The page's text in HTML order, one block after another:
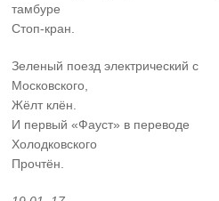
тамбуре
Стоп-кран.
Зеленый поезд электрический с
Московского,
Жёлт клён.
И первый «Фауст» в переводе
Холодковского
Прочтён.